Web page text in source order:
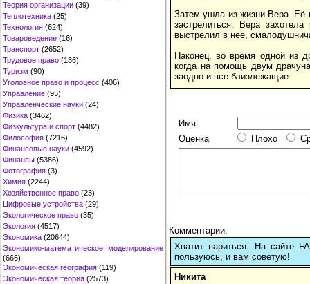
Теория организации (39)
Теплотехника (25)
Технология (624)
Товароведение (16)
Транспорт (2652)
Трудовое право (136)
Туризм (90)
Уголовное право и процесс (406)
Управление (95)
Управленческие науки (24)
Физика (3462)
Физкультура и спорт (4482)
Философия (7216)
Финансовые науки (4592)
Финансы (5386)
Фотография (3)
Химия (2244)
Хозяйственное право (23)
Цифровые устройства (29)
Экологическое право (35)
Экология (4517)
Экономика (20644)
Экономико-математическое моделирование
(666)
Экономическая география (119)
Экономическая теория (2573)
Затем ушла из жизни Вера. Её
застрелиться. Вера
выстрелил в нее,
Наконец, во время одной из
когда на помощь двум
заодно и все близлежащие.
Имя
Оценка
Плохо
Комментарии:
Хватит париться. На сайте
пользуюсь, и вам советую!
Никита